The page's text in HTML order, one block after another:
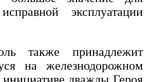
эксплуатации
также принадлежит
на железнодорожном